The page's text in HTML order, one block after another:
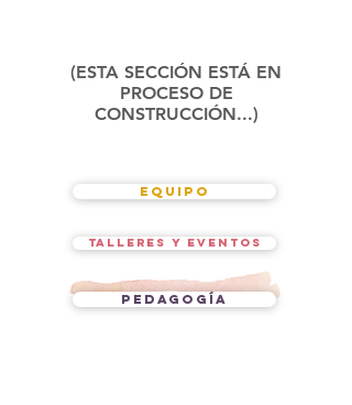
(ESTA SECCIÓN ESTÁ EN
PROCESO DE
CONSTRUCCIÓN...)
TALLERES Y EVENTOS
EQUIPO
PEDAGOGÍA